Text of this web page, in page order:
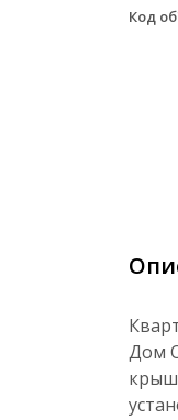
Код
Дом